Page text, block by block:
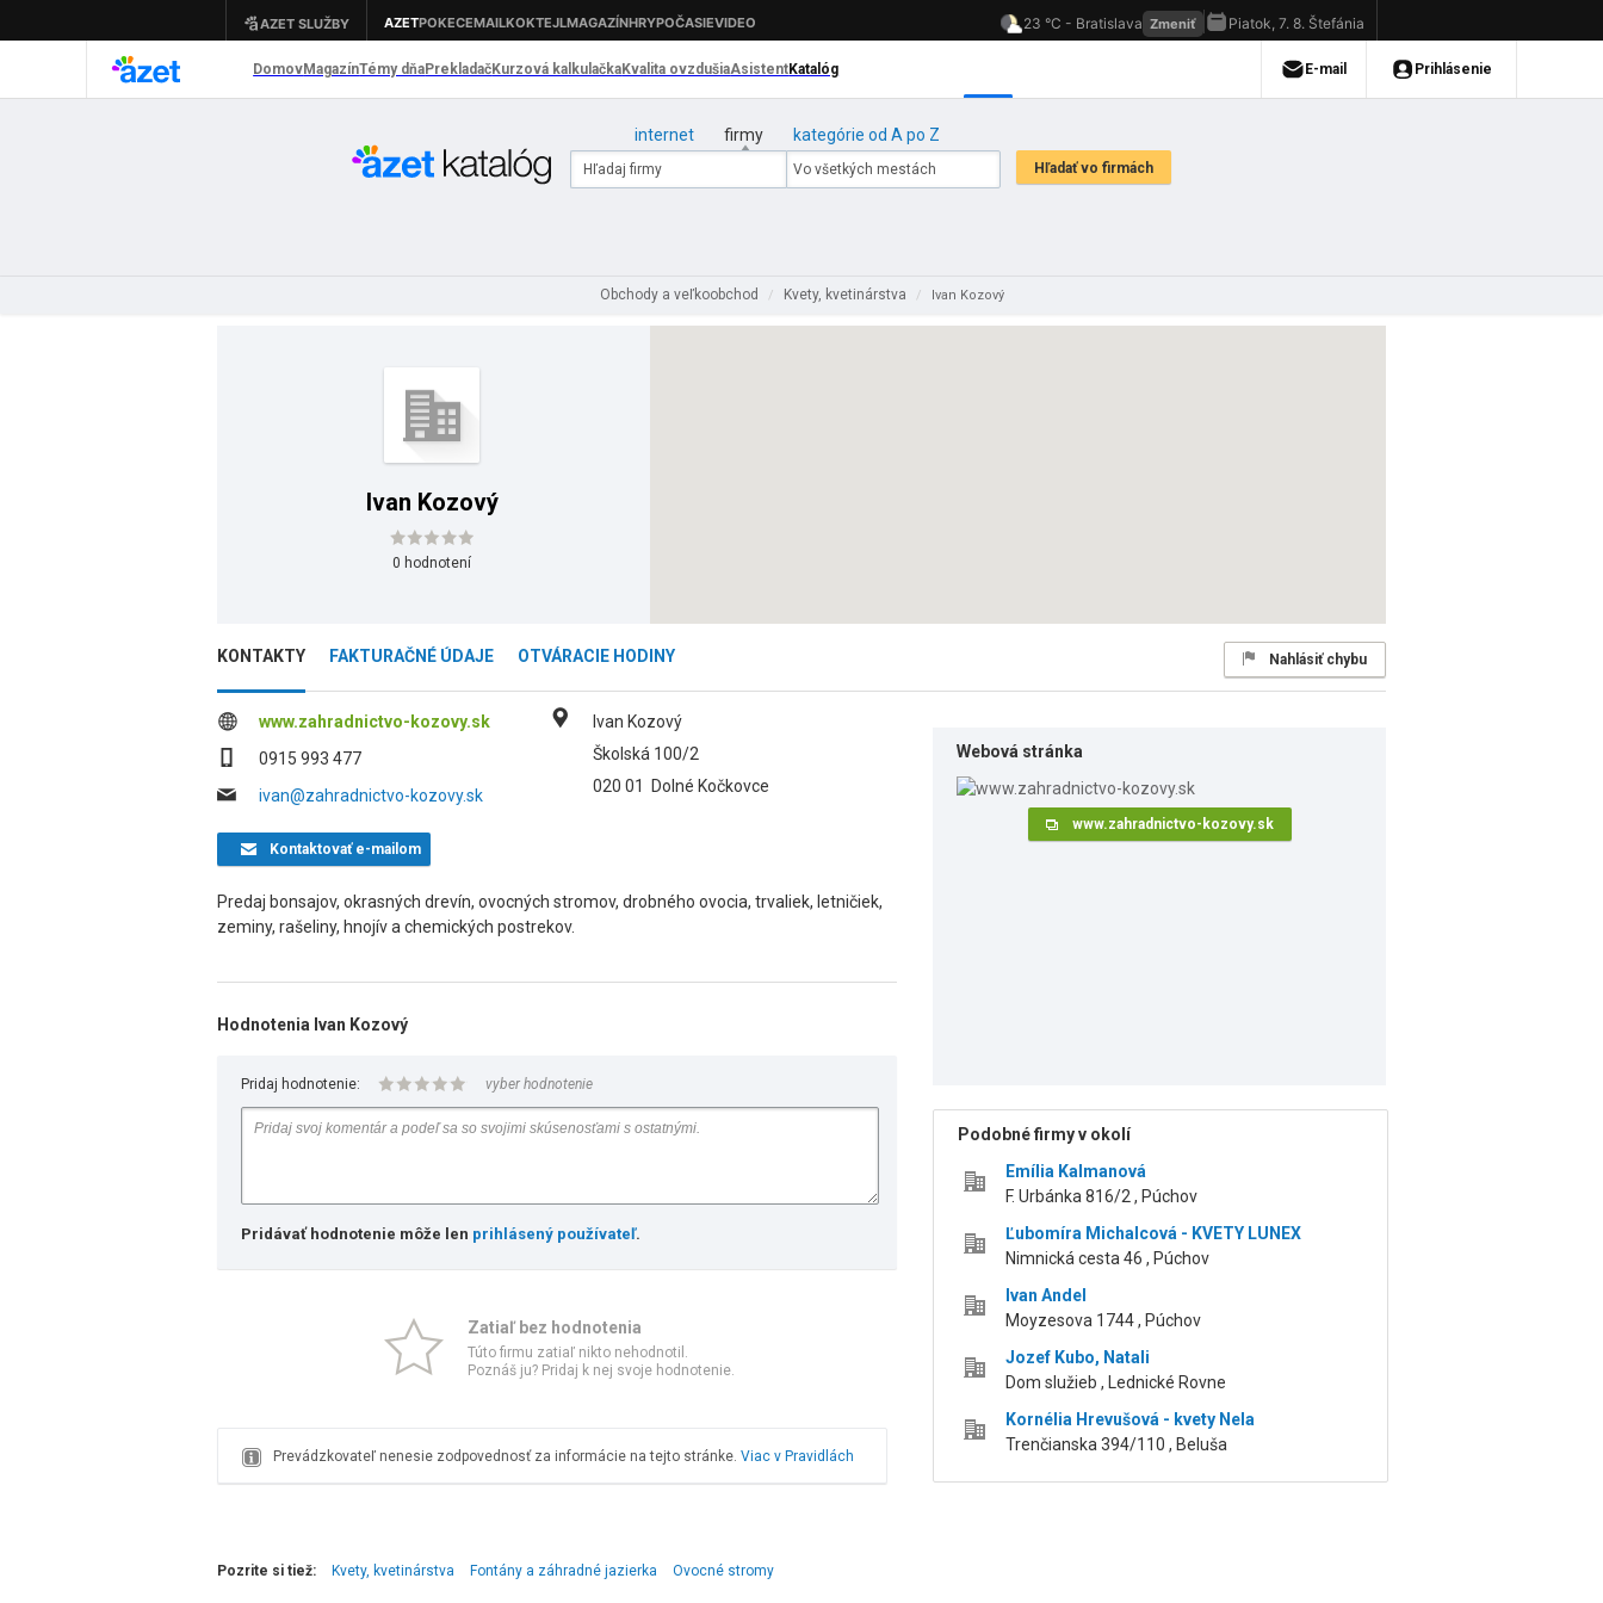
internet firmy kategórie od A po Z
Obchody a veľkoobchod / Kvety, kvetinárstva / Ivan Kozový
Ivan Kozový
0 hodnotení
KONTAKTY FAKTURAČNÉ ÚDAJE OTVÁRACIE HODINY Nahlásiť chybu
www.zahradnictvo-kozovy.sk
0915 993 477
ivan@zahradnictvo-kozovy.sk
Ivan Kozový
Školská 100/2
020 01
Dolné Kočkovce
Kontaktovaťe-mailom
Predaj bonsajov, okrasných drevín, ovocných stromov, drobného ovocia, trvaliek, letničiek,
zeminy, rašeliny, hnojív a chemických postrekov.
Hodnotenia Ivan Kozový
Pridaj hodnotenie: vyber hodnotenie
Pridávať hodnotenie môže len prihlásený používateľ.
Zatiaľ bez hodnotenia
Túto firmu zatiaľ nikto nehodnotil.
Poznáš ju? Pridaj k nej svoje hodnotenie.
Prevádzkovateľ nenesie zodpovednosť za informácie na tejto stránke. Viac v Pravidlách
Webová stránka
www.zahradnictvo-kozovy.sk
Podobné firmy v okolí
Emília Kalmanová
F. Urbánka 816/2 , Púchov
Ľubomíra Michalcová - KVETY LUNEX
Nimnická cesta 46 , Púchov
Ivan Andel
Moyzesova 1744 , Púchov
Jozef Kubo, Natali
Dom služieb , Lednické Rovne
Kornélia Hrevušová - kvety Nela
Trenčianska 394/110 , Beluša
Pozrite si tiež: Kvety, kvetinárstva Fontány a záhradné jazierka Ovocné stromy